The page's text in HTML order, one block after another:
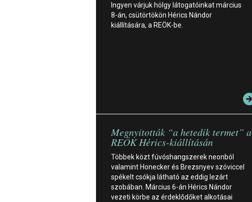
Ingyen várjuk hölgy látogatóinkat március
8-án, csütörtökön Hérics Nándor
kiállítására, a REÖK-be.
Megnyitották “a hetedik termet” a
REÖK Hérics-kiállításán
Többek közt fúvóshangszerek neonból
valamint Honecker és Brezsnyev szóviccel
spékelt csókja látható az eddig lezárt
szobában. Március 6-án Hérics Nándor
vezeti körbe az érdeklődőket alkotásai